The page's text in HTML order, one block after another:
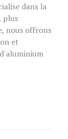
dans la
plus
nous offrons
et